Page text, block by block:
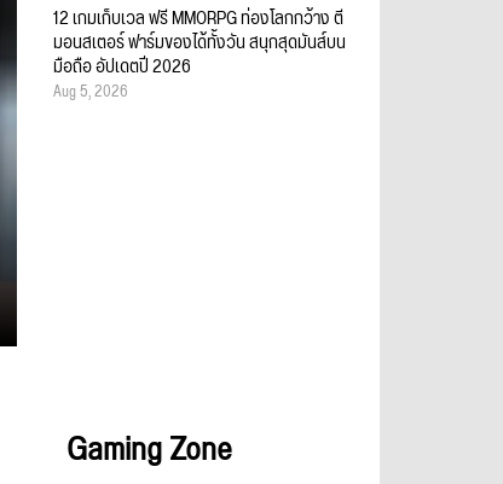
12 เกมเก็บเวล ฟรี MMORPG ท่องโลกกว้าง ตี
มอนสเตอร์ ฟาร์มของได้ทั้งวัน สนุกสุดมันส์บน
มือถือ อัปเดตปี 2026
Aug 5, 2026
Gaming Zone